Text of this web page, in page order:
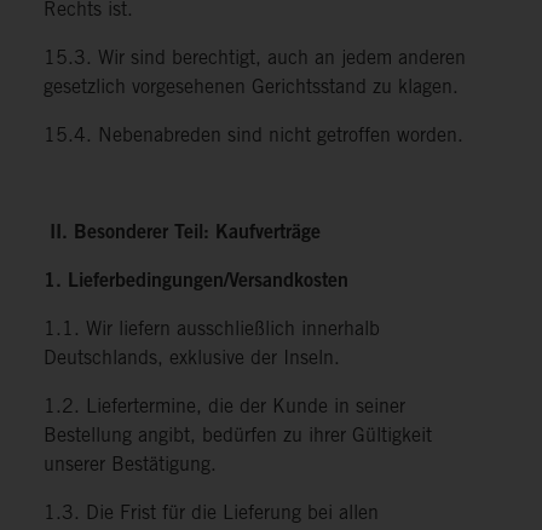
Rechts ist.
15.3. Wir sind berechtigt, auch an jedem anderen
gesetzlich vorgesehenen Gerichtsstand zu klagen.
15.4. Nebenabreden sind nicht getroffen worden.
II. Besonderer Teil: Kaufverträge
1. Lieferbedingungen/Versandkosten
1.1. Wir liefern ausschließlich innerhalb
Deutschlands, exklusive der Inseln.
1.2. Liefertermine, die der Kunde in seiner
Bestellung angibt, bedürfen zu ihrer Gültigkeit
unserer Bestätigung.
1.3. Die Frist für die Lieferung bei allen